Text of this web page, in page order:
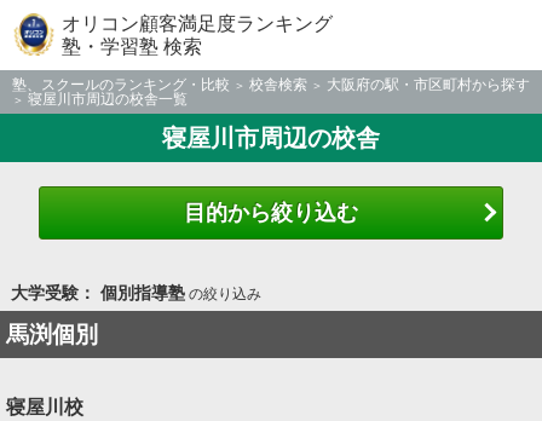
オリコン顧客満足度ランキング
塾・学習塾 検索
塾、スクールのランキング・比較 校舎検索
大阪府の駅・市区町村から探す
寝屋川市周辺の校舎一覧
寝屋川市周辺の校舎
目的から絞り込む
大学受験： 個別指導塾の絞り込み
馬渕個別
寝屋川校